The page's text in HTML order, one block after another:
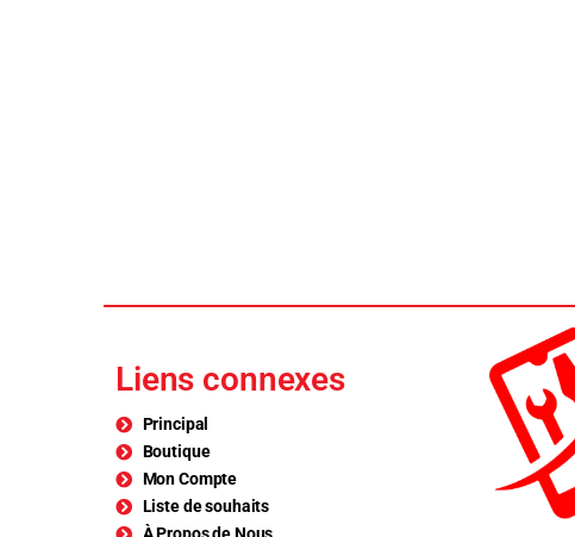
Liens connexes
Principal
Boutique
Mon Compte
Liste de souhaits